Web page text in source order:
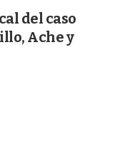
del caso
Ache y